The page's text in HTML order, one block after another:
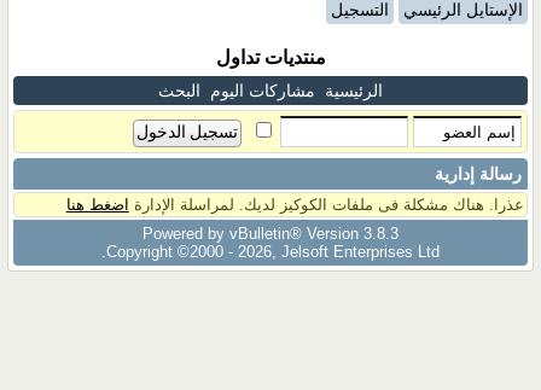
الإستايل الرئيسي التسجيل
منتديات تداول
الرئيسية مشاركات اليوم البحث
رسالة إدارية
عذرا. هناك مشكلة فى ملفات الكوكيز لديك. لمراسلة الإدارة اضغط هنا
Powered by vBulletin® Version 3.8.3
Copyright ©2000 - 2026, Jelsoft Enterprises Ltd.